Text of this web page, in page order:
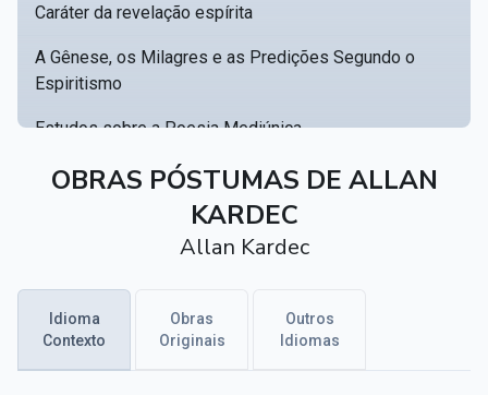
Caráter da revelação espírita
A Gênese, os Milagres e as Predições Segundo o
Espiritismo
Estudos sobre a Poesia Mediúnica
Catálogo racional de obras para se fundar uma
Obras Póstumas de Allan Kardec
Hippolyte Léon Denizard Rivail
Textos citados em O Livro dos Médiuns
CSI - Imagens e registros históricos do espiritismo
OBRAS PÓSTUMAS DE ALLAN
KARDEC
Allan Kardec
Idioma
Contexto
Obras
Originais
Outros
Idiomas